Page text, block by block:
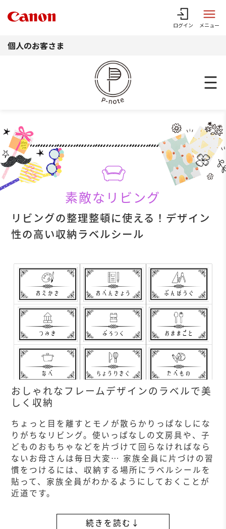
ログイン メニュー
個人のお客さま
素敵なリビング
リビングの整理整頓に使える！デザイン
性の高い収納ラベルシール
おしゃれなフレームデザインのラベルで美
しく収納
ちょっと目を離すとモノが散らかりっぱなしにな
りがちなリビング。使いっぱなしの文房具や、子
どものおもちゃなどを片づけて回らなければなら
ないお母さんは毎日大変… 家族全員に片づけの習
慣をつけるには、収納する場所にラベルシールを
貼って、家族全員がわかるようにしておくことが
近道です。
続きを読む↓